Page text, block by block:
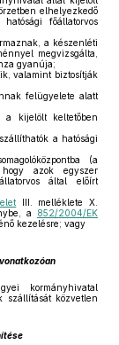
elhelyezkedő
főállatorvos
a készenléti
megvizsgálta,
gyanúja;
valamint biztosítják
felügyelete alatt
a kijelölt keltetőben
a hatósági
(a
hogy azok egyszer
által előírt
III. melléklete X.
a 852/2004/EK
kezelésre; vagy
kormányhivatal
szállítását közvetlen